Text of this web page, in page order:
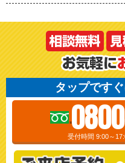
タップです
受付時間 9:00～